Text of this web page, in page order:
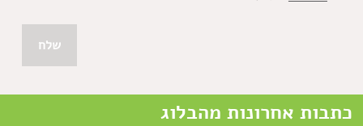
כתבות אחרונות מהבלוג